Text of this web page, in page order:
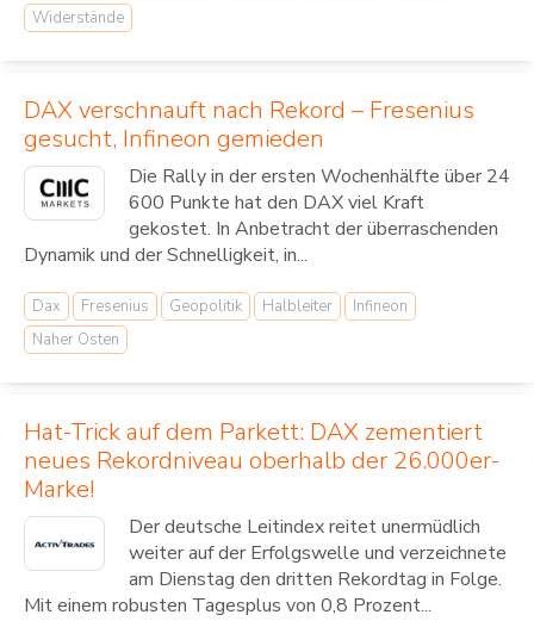
Widerstände
DAX verschnauft nach Rekord – Fresenius
gesucht, Infineon gemieden
Die Rally in der ersten Wochenhälfte über 24
600 Punkte hat den DAX viel Kraft
gekostet. In Anbetracht der überraschenden
Dynamik und der Schnelligkeit, in...
Dax Fresenius Geopolitik Halbleiter
Infineon
Naher Osten
Hat-Trick auf dem Parkett: DAX zementiert
neues Rekordniveau oberhalb der 26.000er-
Marke!
Der deutsche Leitindex reitet unermüdlich
weiter auf der Erfolgswelle und verzeichnete
am Dienstag den dritten Rekordtag in Folge.
Mit einem robusten Tagesplus von 0,8 Prozent...